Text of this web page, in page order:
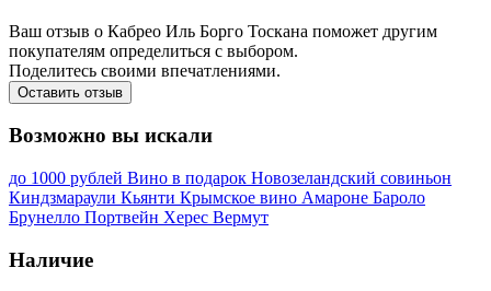
Ваш отзыв о Кабрео Иль Борго Тоскана поможет другим
покупателям определиться с выбором.
Поделитесь своими впечатлениями.
Оставить отзыв
Возможно вы искали
до 1000 рублей Вино в подарок Новозеландский совиньон
Киндзмараули Кьянти Крымское вино Амароне Бароло
Брунелло Портвейн Херес Вермут
Наличие